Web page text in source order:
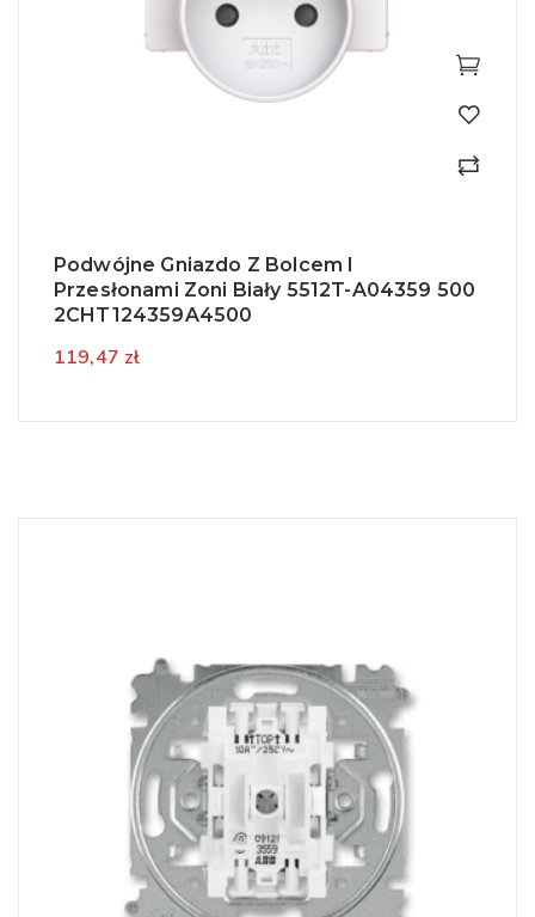
Podwójne Gniazdo Z Bolcem I
Przesłonami Zoni Biały 5512T-A04359 500
2CHT124359A4500
119,47 zł